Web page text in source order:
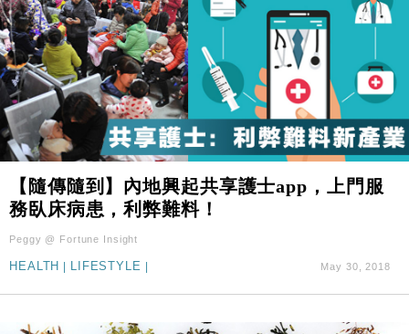
【隨傳隨到】內地興起共享護士app，上門服
務臥床病患，利弊難料！
Peggy @ Fortune Insight
HEALTH | LIFESTYLE | May 30, 2018